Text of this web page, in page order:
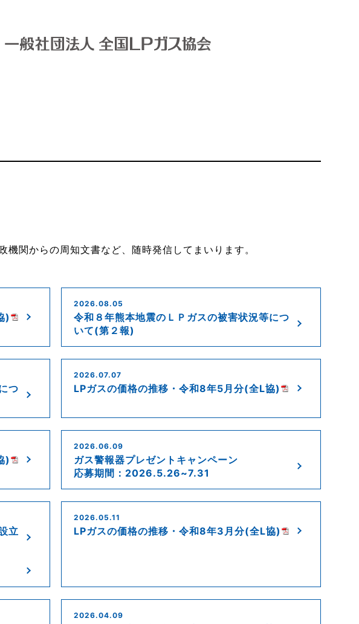
関からの周知文書など、随時発信してまいります。
)
2026.08.05
令和８年熊本地震のＬＰガスの被害状況等につ
いて(第２報)
つ
2026.07.07
LPガスの価格の推移・令和8年5月分(全L協)
)
2026.06.09
ガス警報器プレゼントキャンペーン
応募期間：2026.5.26~7.31
立
2026.05.11
LPガスの価格の推移・令和8年3月分(全L協)
2026.04.09